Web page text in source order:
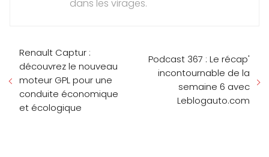
dans les virages.
Renault Captur :
découvrez le nouveau
moteur GPL pour une
conduite économique
et écologique
Podcast 367 : Le récap'
incontournable de la
semaine 6 avec
Leblogauto.com